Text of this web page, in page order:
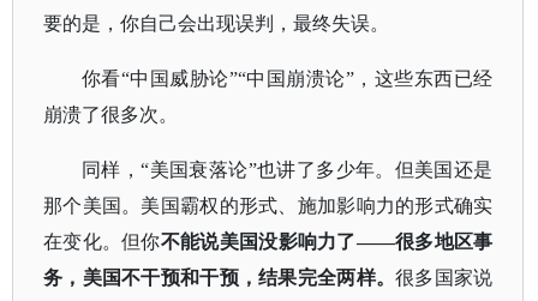
要的是，你自己会出现误判，最终失误。
你看“中国威胁论”“中国崩溃论”，这些东西已经
崩溃了很多次。
同样，“美国衰落论”也讲了多少年。但美国还是
那个美国。美国霸权的形式、施加影响力的形式确实
在变化。但你不能说美国没影响力了——很多地区事
务，美国不干预和干预，结果完全两样。很多国家说